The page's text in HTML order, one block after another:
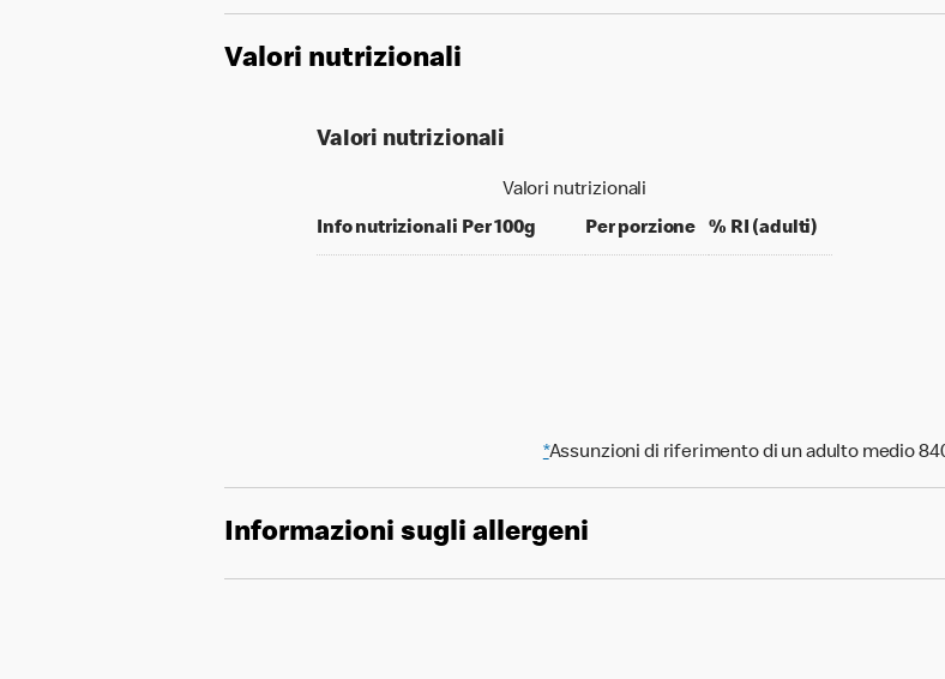
Valori nutrizionali
Valori nutrizionali
Valori nutrizionali
Info nutrizionali Per 100gper 100 grams
Per porzioneper portion
% RI (adulti) % daily value
*Assunzioni di riferimento di un adulto medio
Informazioni sugli allergeni